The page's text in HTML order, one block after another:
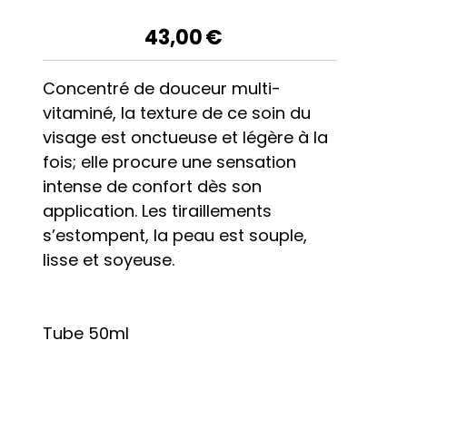
43,00€
Concentré de douceur multi-
vitaminé, la texture de ce soin du
visage est onctueuse et légère à la
fois; elle procure une sensation
intense de confort dès son
application. Les tiraillements
s’estompent, la peau est souple,
lisse et soyeuse.
Tube 50ml